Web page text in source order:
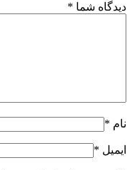
دیدگاه شما *
نام *
ایمیل *